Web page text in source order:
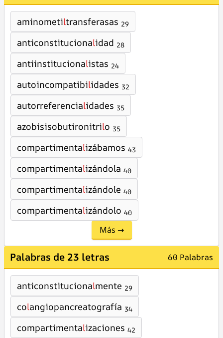
aminometiltransferasas 29
anticonstitucionalidad 28
antiinstitucionalistas 24
autoincompatibilidades 32
autorreferencialidades 35
azobisisobutironitrilo 35
compartimentalizábamos 43
compartimentalizándola 40
compartimentalizándole 40
compartimentalizándolo 40
Más →
Palabras de 23 letras 60 Palabras
anticonstitucionalmente 29
colangiopancreatografía 34
compartimentalizaciones 42